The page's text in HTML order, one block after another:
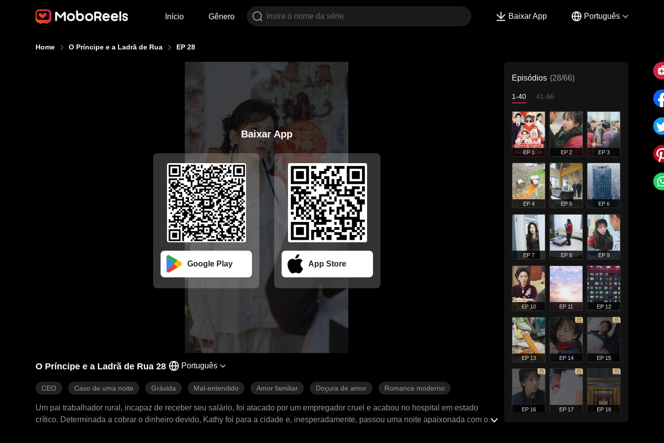
Início Gênero Baixar App Português
Home O Príncipe e a Ladrã de Rua EP 28
Baixar App
Google Play App Store
O Príncipe e a Ladrã de Rua 28 Português
CEO Caso de uma noite Grávida Mal-entendido Amor familiar Doçura de amor Romance moderno
Um pai trabalhador rural, incapaz de receber seu salário, foi atacado por um empregador cruel e acabou no hospital em estado
crítico. Determinada a cobrar o dinheiro devido, Kathy foi para a cidade e, inesperadamente, passou uma noite apaixonada com o
Episódios (28/66)
1-40 41-66
EP 1 EP 2 EP 3
EP 4 EP 5 EP 6
EP 7 EP 8 EP 9
EP 10 EP 11 EP 12
EP 13 EP 14 EP 15
EP 16 EP 17 EP 18